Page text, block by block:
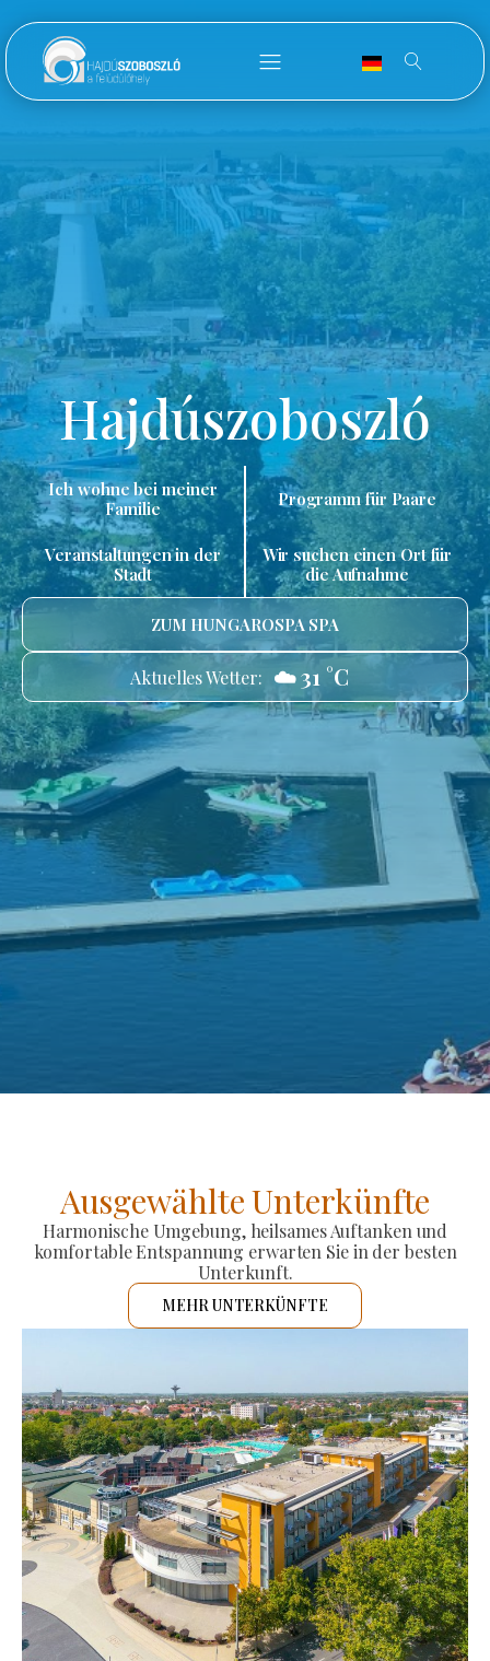
Hajdúszoboszló
Ich wohne bei meiner
Familie
Programm für Paare
Veranstaltungen in der
Stadt
Wir suchen einen Ort für
die Aufnahme
ZUM HUNGAROSPA SPA
Aktuelles Wetter: ☁️ 31 °C
Ausgewählte Unterkünfte
Harmonische Umgebung, heilsames Auftanken und
komfortable Entspannung erwarten Sie in der besten
Unterkunft.
MEHR UNTERKÜNFTE